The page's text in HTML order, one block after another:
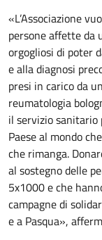
«L’Associazione
persone affette da
orgogliosi di poter
e alla diagnosi
presi in carico da
reumatologia
il servizio sanitario
Paese al mondo
che rimanga.
al sostegno delle
5x1000 e che
campagne di
e a Pasqua»,